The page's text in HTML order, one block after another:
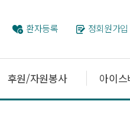
환자등록 정회원가입
후원/자원봉사 아이